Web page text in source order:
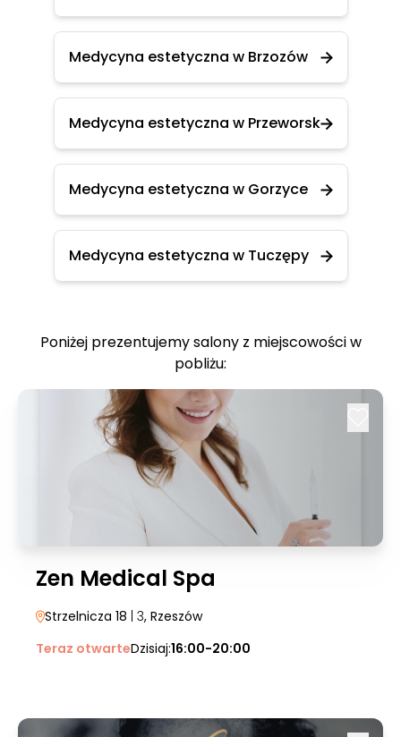
Medycyna estetyczna w Brzozów
Medycyna estetyczna w Przeworsk
Medycyna estetyczna w Gorzyce
Medycyna estetyczna w Tuczępy
Poniżej prezentujemy salony z miejscowości w
pobliżu:
Zen Medical Spa
Strzelnicza 18 | 3, Rzeszów
Teraz otwarteDzisiaj:16:00-20:00